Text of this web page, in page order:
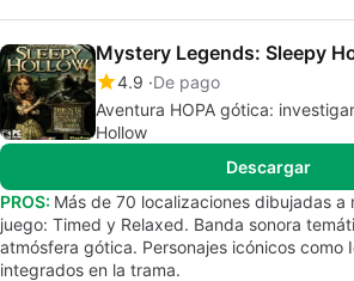
Mystery Legends: Sleepy
4.9 De pago
Aventura HOPA gótica:
Hollow
Descargar
PROS: Más de 70 localizaciones dibujadas a
juego: Timed y Relaxed. Banda sonora
atmósfera gótica. Personajes icónicos como
integrados en la trama.